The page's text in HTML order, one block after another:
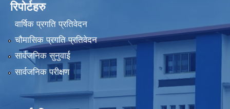
रिपोर्टहरु
वार्षिक प्रगति प्रतिवेदन
चौमासिक प्रगति प्रतिवेदन
सार्वजनिक सुनुवाई
सार्वजनिक परीक्षण